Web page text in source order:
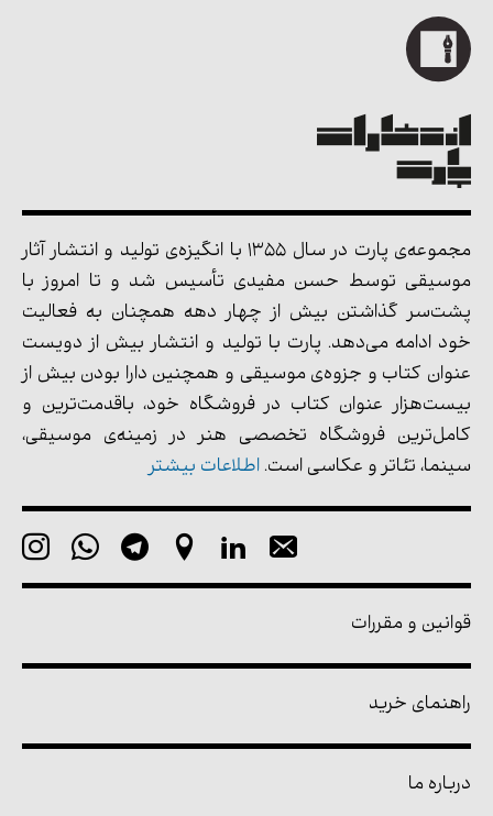
مجموعه‌ی پارت در سال 1355 با انگیزه‌ی تولید و انتشار آثار
موسیقی توسط حسن مفیدی تأسیس شد و تا امروز با
پشت‌سر گذاشتن بیش از چهار دهه همچنان به فعالیت
خود ادامه می‌دهد. پارت با تولید و انتشار بیش از دویست
عنوان کتاب و جزوه‌ی موسیقی و همچنین دارا بودن بیش از
بیست‌هزار عنوان کتاب در فروشگاه خود، باقدمت‌ترین و
کامل‌ترین فروشگاه تخصصی هنر در زمینه‌ی موسیقی،
سینما، تئاتر و عکاسی است. اطلاعات بیشتر
قوانین و مقررات
راهنمای خرید
درباره ما